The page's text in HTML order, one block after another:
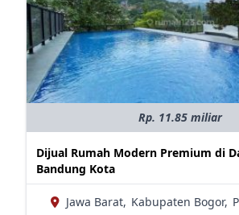
Rp. 11.85 miliar
Dijual Rumah Modern Premium di
Bandung Kota
Jawa Barat, Kabupaten Bogor,